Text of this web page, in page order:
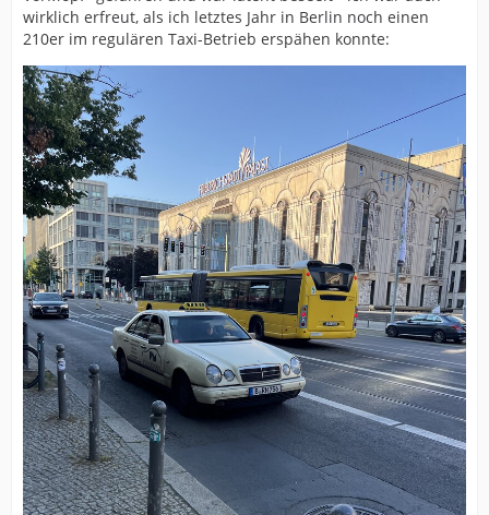
wirklich erfreut, als ich letztes Jahr in Berlin noch einen
210er im regulären Taxi-Betrieb erspähen konnte: